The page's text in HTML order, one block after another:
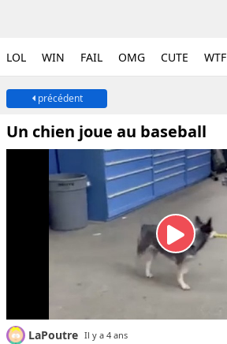
LOL WIN FAIL OMG CUTE WTF
précédent
Un chien joue au baseball
LaPoutre Il y a 4 ans